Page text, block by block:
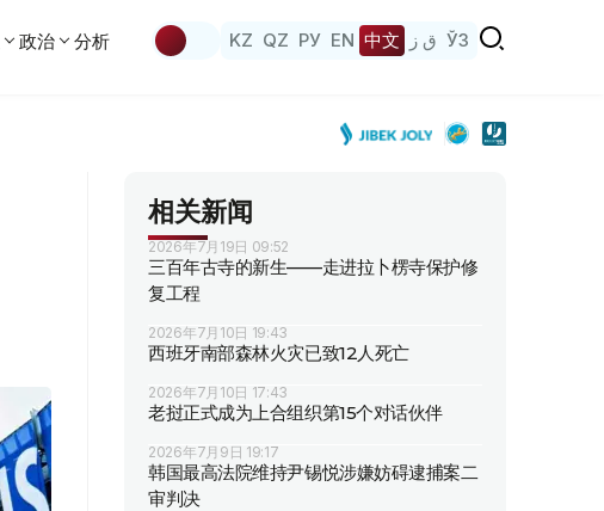
政治 分析 KZ QZ РУ EN 中文 ق ز ЎЗ
相关新闻
2026年7月19日 09:52
三百年古寺的新生——走进拉卜楞寺保护修
复工程
2026年7月10日 19:43
西班牙南部森林火灾已致12人死亡
2026年7月10日 17:43
老挝正式成为上合组织第15个对话伙伴
2026年7月9日 19:17
韩国最高法院维持尹锡悦涉嫌妨碍逮捕案二
审判决